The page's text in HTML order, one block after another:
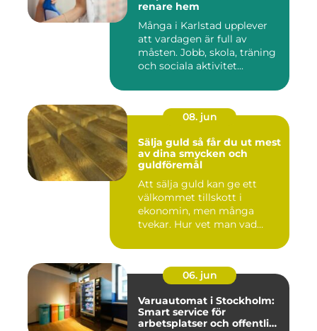
renare hem
Många i Karlstad upplever
att vardagen är full av
måsten. Jobb, skola, träning
och sociala aktivitet...
08. jun
Sälja guld så får du ut mest
av dina smycken och
guldföremål
Att sälja guld kan ge ett
välkommet tillskott i
ekonomin, men många
tvekar. Hur vet man vad
06. jun
Varuautomat i Stockholm:
Smart service för
arbetsplatser och offentliga